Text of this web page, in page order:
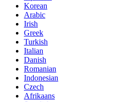
Korean
Arabic
Irish
Greek
Turkish
Italian
Danish
Romanian
Indonesian
Czech
Afrikaans